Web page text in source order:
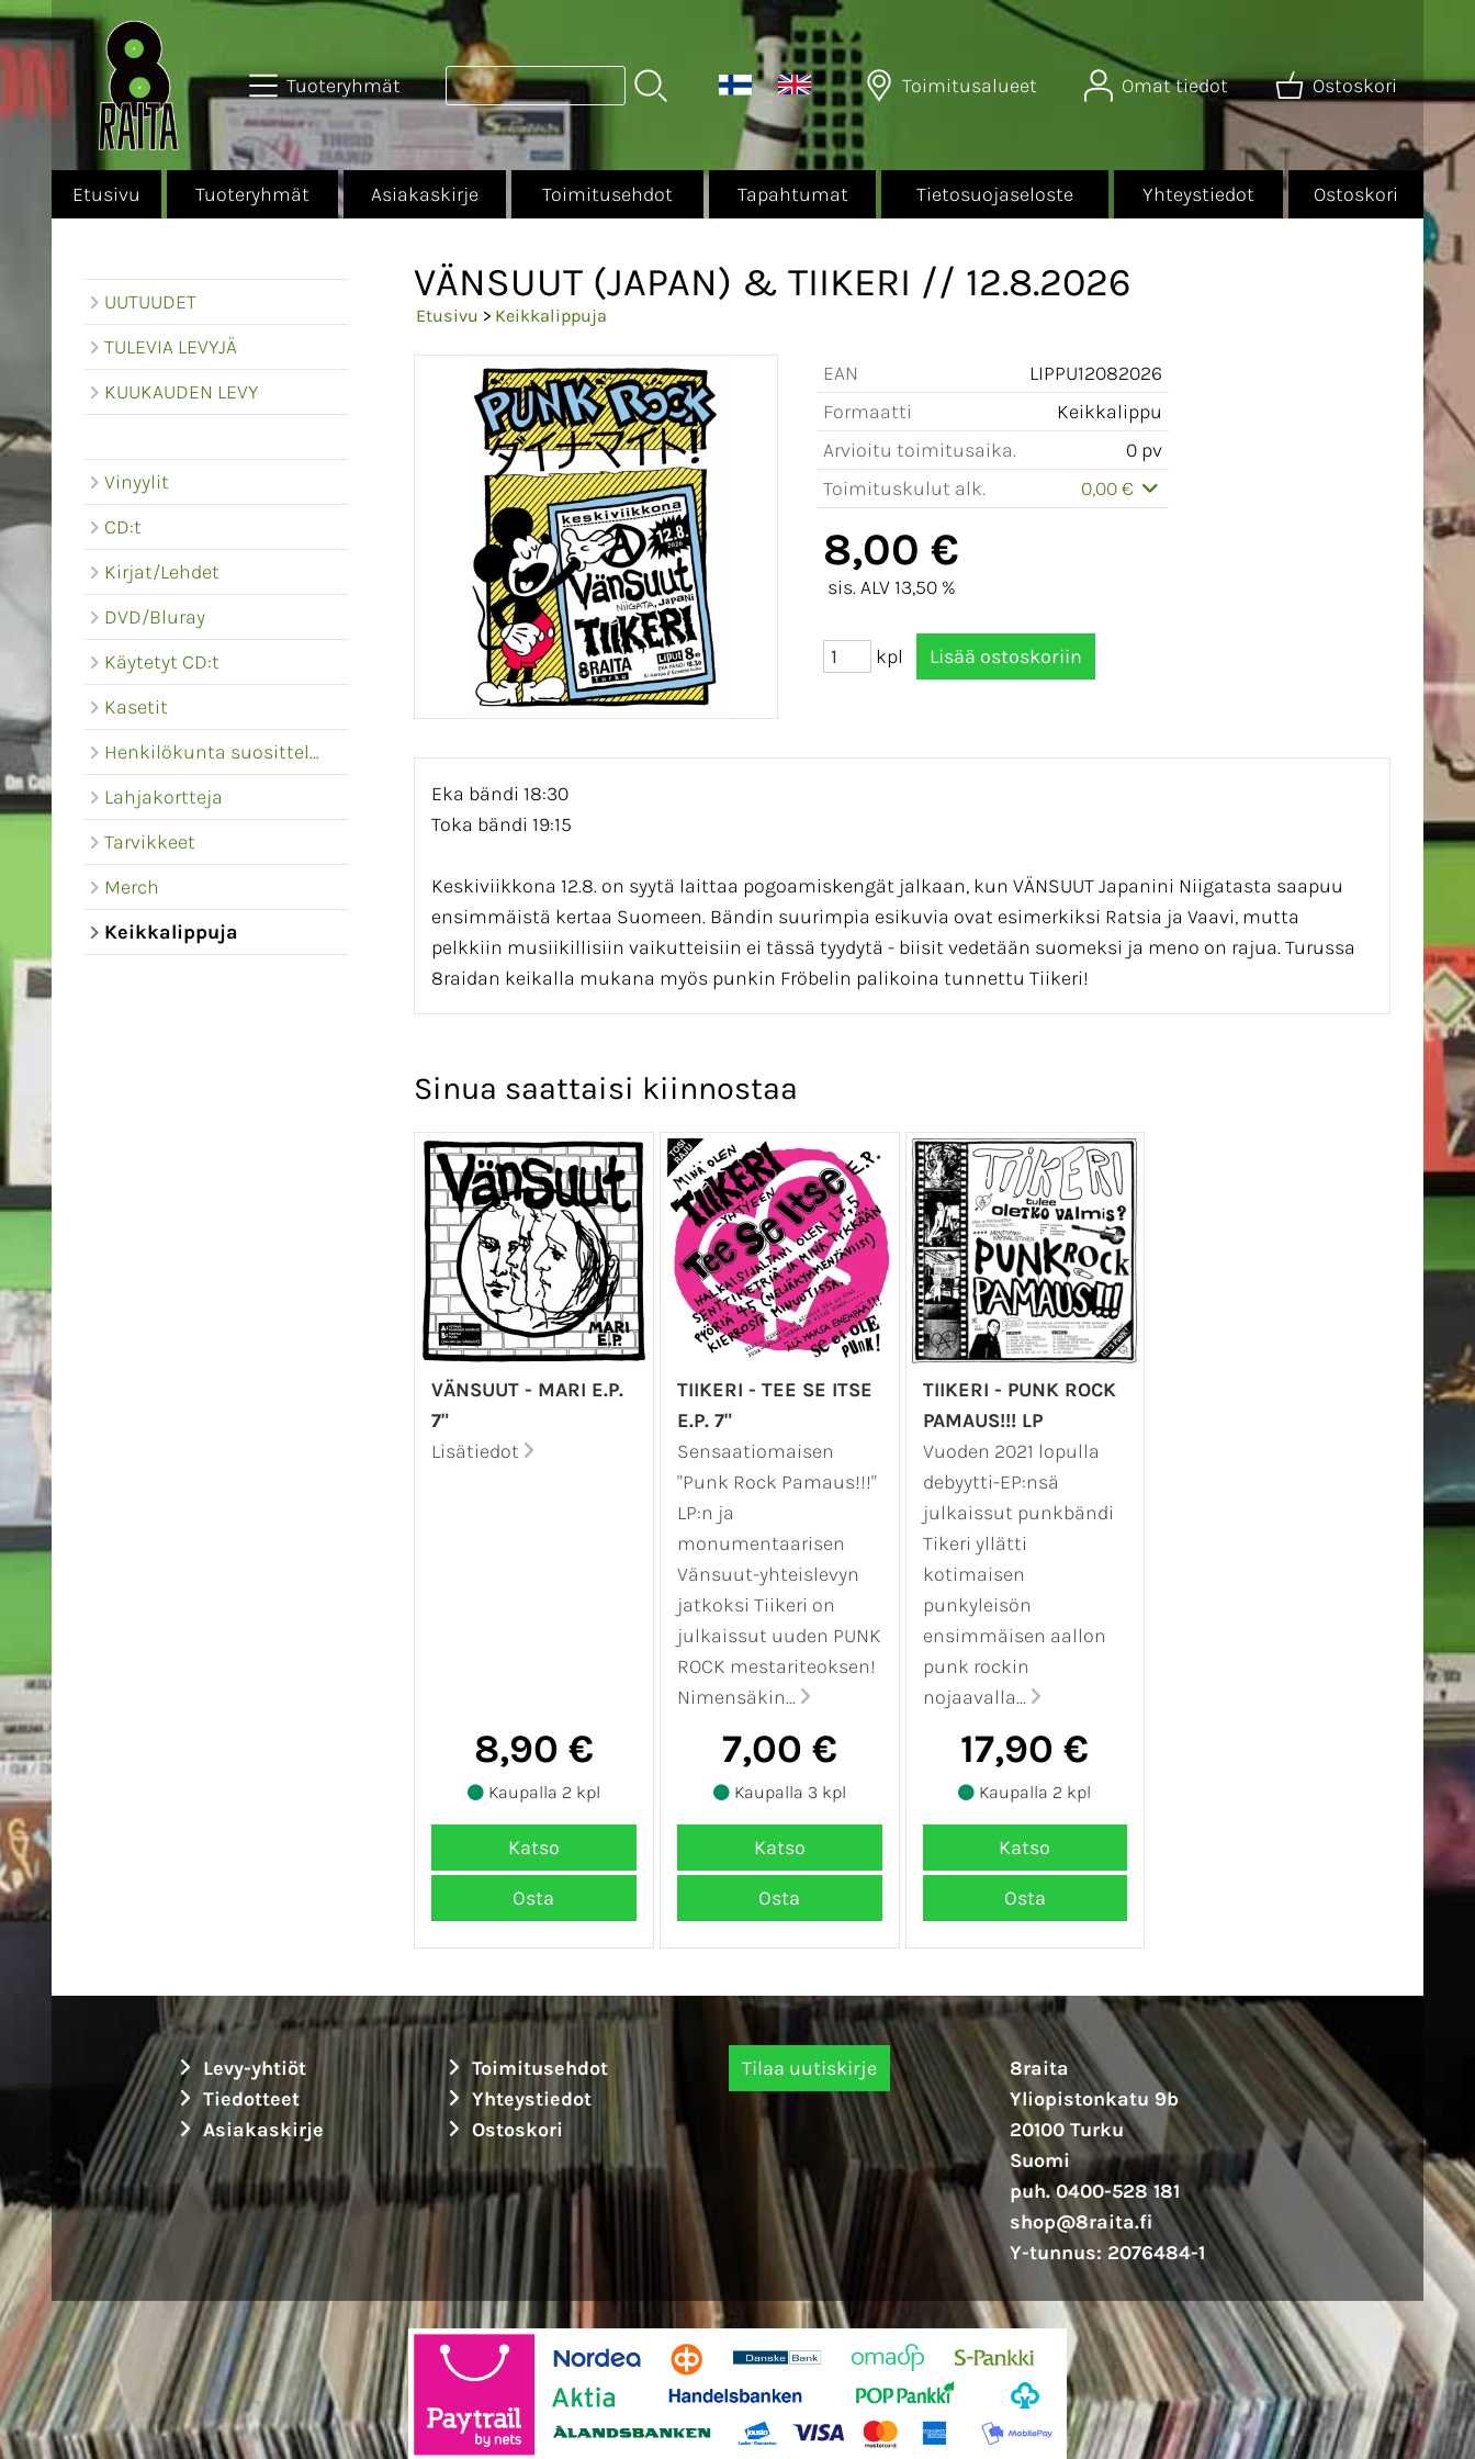
Tuoteryhmät Toimitusalueet Omat tiedot Ostoskori
Etusivu Tuoteryhmät Asiakaskirje Toimitusehdot Tapahtumat Tietosuojaseloste Yhteystiedot Ostoskori
UUTUUDET
TULEVIA LEVYJÄ
KUUKAUDEN LEVY
Vinyylit
CD:t
Kirjat/Lehdet
DVD/Bluray
Käytetyt CD:t
Kasetit
Henkilökunta suosittelee
Lahjakortteja
Tarvikkeet
Merch
Keikkalippuja
VÄNSUUT (JAPAN) & TIIKERI // 12.8.2026
Etusivu > Keikkalippuja
EAN
LIPPU12082026
Formaatti
Keikkalippu
Arvioitu toimitusaika.
0 pv
Toimituskulut alk.
0,00 €
8,00 €
sis. ALV 13,50 %
kpl
Eka bändi 18:30
Toka bändi 19:15
Keskiviikkona 12.8. on syytä laittaa pogoamiskengät jalkaan, kun VÄNSUUT Japanini Niigatasta saapuu
ensimmäistä kertaa Suomeen. Bändin suurimpia esikuvia ovat esimerkiksi Ratsia ja Vaavi, mutta
pelkkiin musiikillisiin vaikutteisiin ei tässä tyydytä - biisit vedetään suomeksi ja meno on rajua. Turussa
8raidan keikalla mukana myös punkin Fröbelin palikoina tunnettu Tiikeri!
Sinua saattaisi kiinnostaa
VÄNSUUT - MARI E.P.
7"
Lisätiedot
8,90 €
Kaupalla 2 kpl
TIIKERI - TEE SE ITSE
E.P. 7"
Sensaatiomaisen
"Punk Rock Pamaus!!!"
LP:n ja
monumentaarisen
Vänsuut-yhteislevyn
jatkoksi Tiikeri on
julkaissut uuden PUNK
ROCK mestariteoksen!
Nimensäkin...
7,00 €
Kaupalla 3 kpl
TIIKERI - PUNK ROCK
PAMAUS!!! LP
Vuoden 2021 lopulla
debyytti-EP:nsä
julkaissut punkbändi
Tikeri yllätti
kotimaisen
punkyleisön
ensimmäisen aallon
punk rockin
nojaavalla...
17,90 €
Kaupalla 2 kpl
Levy-yhtiöt
Tiedotteet
Asiakaskirje
Toimitusehdot
Yhteystiedot
Ostoskori
8raita
Yliopistonkatu 9b
20100 Turku
Suomi
puh. 0400-528 181
shop@8raita.fi
Y-tunnus: 2076484-1